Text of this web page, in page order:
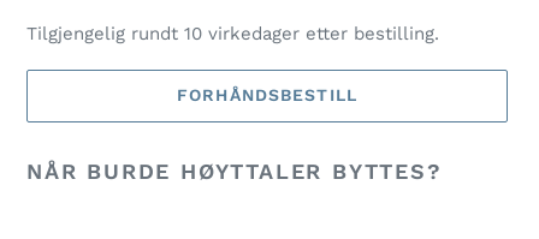
Tilgjengelig rundt 10 virkedager etter bestilling.
FORHÅNDSBESTILL
til
NÅR BURDE HØYTTALER BYTTES?